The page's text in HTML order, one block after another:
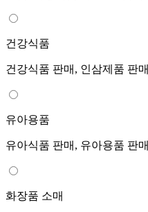
건강식품
건강식품 판매, 인삼제품 판매
유아용품
유아식품 판매, 유아용품 판매
화장품 소매